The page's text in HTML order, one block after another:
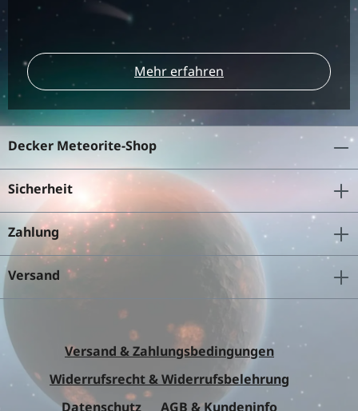
Mehr erfahren
Decker Meteorite-Shop
Sicherheit
Zahlung
Versand
Versand & Zahlungsbedingungen
Widerrufsrecht & Widerrufsbelehrung
Datenschutz
AGB & Kundeninfo